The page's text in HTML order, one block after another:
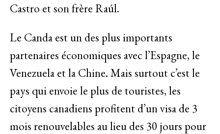
Castro et son frère Raúl.
Le Canda est un des plus importants
partenaires économiques avec l’Espagne, le
Venezuela et la Chine. Mais surtout c’est le
pays qui envoie le plus de touristes, les
citoyens canadiens profitent d’un visa de 3
mois renouvelables au lieu des 30 jours pour